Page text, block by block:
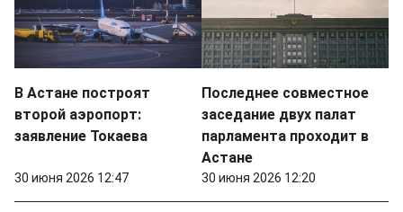
В Астане построят
второй аэропорт:
заявление Токаева
30 июня 2026 12:47
Последнее совместное
заседание двух палат
парламента проходит в
Астане
30 июня 2026 12:20